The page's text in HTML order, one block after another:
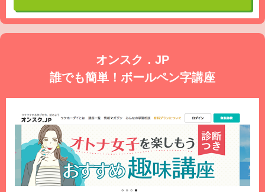
オンスク．JP
誰でも簡単！ボールペン字講座